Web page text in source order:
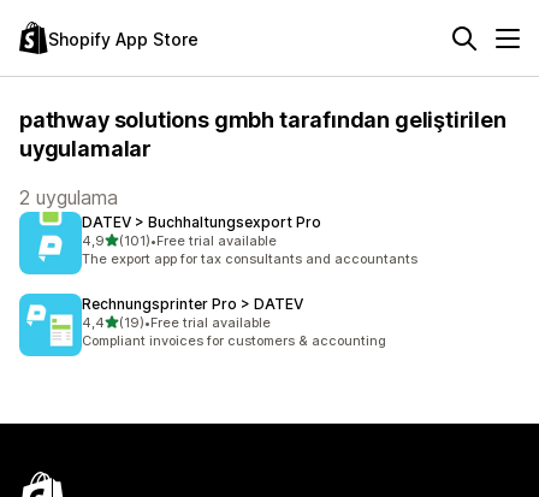
Shopify App Store
pathway solutions gmbh tarafından geliştirilen
uygulamalar
2 uygulama
DATEV > Buchhaltungsexport Pro
4,95 yıldız üzerinden
(101)
toplam 101 değerlendirme
•Free trial available
The export app for tax consultants and accountants
Rechnungsprinter Pro > DATEV
4,45 yıldız üzerinden
(19)
toplam 19 değerlendirme
•Free trial available
Compliant invoices for customers & accounting